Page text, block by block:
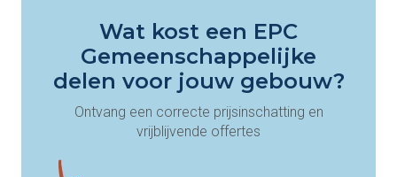
Wat kost een EPC
Gemeenschappelijke
delen voor jouw gebouw?
Ontvang een correcte prijsinschatting en
vrijblijvende offertes